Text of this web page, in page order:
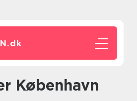
dk
København